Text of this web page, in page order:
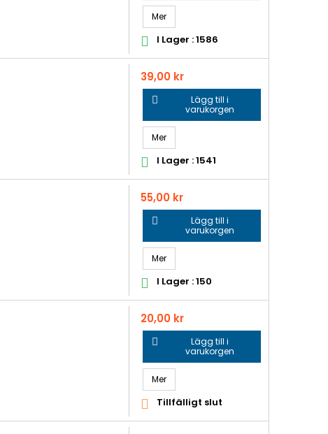
Mer
 I Lager : 1586
Pris
39,00 kr

Lägg till i
varukorgen
Mer
 I Lager : 1541
Pris
55,00 kr

Lägg till i
varukorgen
Mer
 I Lager : 150
Pris
20,00 kr

Lägg till i
varukorgen
Mer
 Tillfälligt slut